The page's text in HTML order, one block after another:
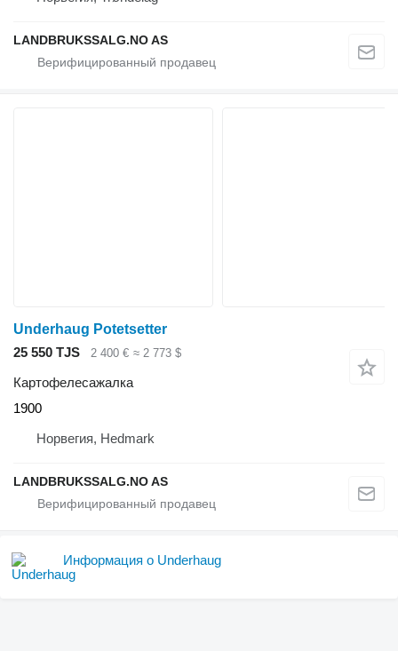
LANDBRUKSSALG.NO AS
Underhaug Potetsetter
25 550 TJS
2 400 € ≈ 2 773 $
Картофелесажалка
1900
Норвегия, Hedmark
LANDBRUKSSALG.NO AS
Информация о Underhaug